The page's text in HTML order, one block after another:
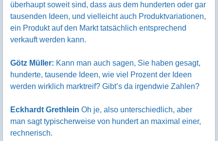
überhaupt soweit sind, dass aus dem hunderten oder gar
tausenden Ideen, und vielleicht auch Produktvariationen,
ein Produkt auf den Markt tatsächlich entsprechend
verkauft werden kann.
Götz Müller: Kann man auch sagen, Sie haben gesagt,
hunderte, tausende Ideen, wie viel Prozent der Ideen
werden wirklich marktreif? Gibt’s da irgendwie Zahlen?
Eckhardt Grethlein Oh je, also unterschiedlich, aber
man sagt typischerweise von hundert an maximal einer,
rechnerisch.